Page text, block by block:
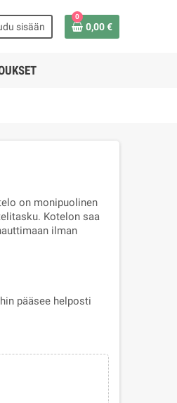
sisään
0
0,00 €
on monipuolinen
Kotelon saa
ilman
pääsee helposti